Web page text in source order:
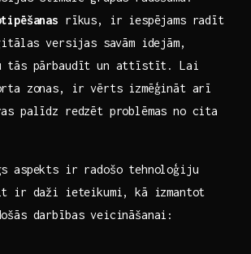
rīkus, ‌ir iespējams radīt
versijas savām idejām,
tās pārbaudīt un attīstīt. Lai
zonas, ‍ir vērts izmēģināt arī
palīdz redzēt problēmas no cita
aspekts ir radošo tehnoloģiju‍
ir daži ieteikumi, kā izmantot
darbības veicināšanai: